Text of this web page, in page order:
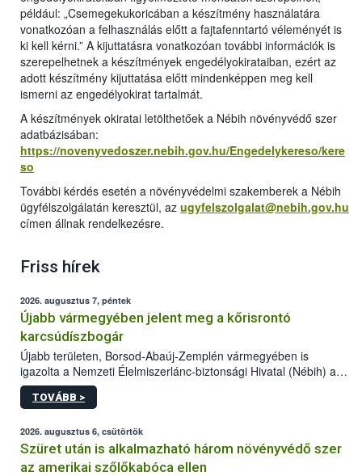
például: „Csemegekukoricában a készítmény használatára
vonatkozóan a felhasználás előtt a fajtafenntartó véleményét is
ki kell kérni.” A kijuttatásra vonatkozóan további információk is
szerepelhetnek a készítmények engedélyokirataiban, ezért az
adott készítmény kijuttatása előtt mindenképpen meg kell
ismerni az engedélyokirat tartalmát.
A készítmények okiratai letölthetőek a Nébih növényvédő szer
adatbázisában:
https://novenyvedoszer.nebih.gov.hu/Engedelykereso/kere
so
További kérdés esetén a növényvédelmi szakemberek a Nébih
ügyfélszolgálatán keresztül, az ugyfelszolgalat@nebih.gov.hu
címen állnak rendelkezésre.
Friss hírek
2026. augusztus 7, péntek
Újabb vármegyében jelent meg a kőrisrontó
karcsúdíszbogár
Újabb területen, Borsod-Abaúj-Zemplén vármegyében is
igazolta a Nemzeti Élelmiszerlánc-biztonsági Hivatal (Nébih) a
kőrisrontó karcsúdíszbogár (Agrilus planipennis) jelenlétét. A
kártevőt nem csak színcsapdában találták meg, de már fertőzött
az intenzív felderítést, emellett az intézkedéseket a szlovák
hatósággal is összehangolják a terjedés megállítása érdekében.
TOVÁBB >
2026. augusztus 6, csütörtök
Szüret után is alkalmazható három növényvédő szer
az amerikai szőlőkabóca ellen